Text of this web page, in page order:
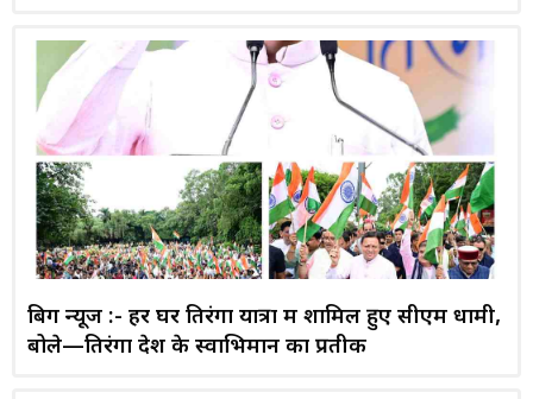
बिग न्यूज :- हर घर तिरंगा यात्रा में शामिल हुए सीएम धामी,
बोले—तिरंगा देश के स्वाभिमान का प्रतीक